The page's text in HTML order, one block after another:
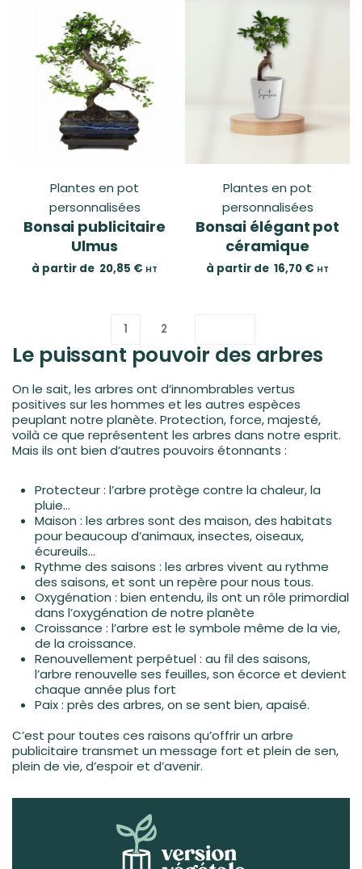
Plantes en pot
personnalisées
Bonsai publicitaire
Ulmus
à partir de 20,85 € HT
Plantes en pot
personnalisées
Bonsai élégant pot
céramique
à partir de 16,70 € HT
1 2
Le puissant pouvoir des arbres
On le sait, les arbres ont d’innombrables vertus
positives sur les hommes et les autres espèces
peuplant notre planète. Protection, force, majesté,
voilà ce que représentent les arbres dans notre esprit.
Mais ils ont bien d’autres pouvoirs étonnants :
Protecteur : l’arbre protège contre la chaleur, la
pluie…
Maison : les arbres sont des maison, des habitats
pour beaucoup d’animaux, insectes, oiseaux,
écureuils…
Rythme des saisons : les arbres vivent au rythme
des saisons, et sont un repère pour nous tous.
Oxygénation : bien entendu, ils ont un rôle primordial
dans l’oxygénation de notre planète
Croissance : l’arbre est le symbole même de la vie,
de la croissance.
Renouvellement perpétuel : au fil des saisons,
l’arbre renouvelle ses feuilles, son écorce et devient
chaque année plus fort
Paix : près des arbres, on se sent bien, apaisé.
C’est pour toutes ces raisons qu’offrir un arbre
publicitaire transmet un message fort et plein de sen,
plein de vie, d’espoir et d’avenir.